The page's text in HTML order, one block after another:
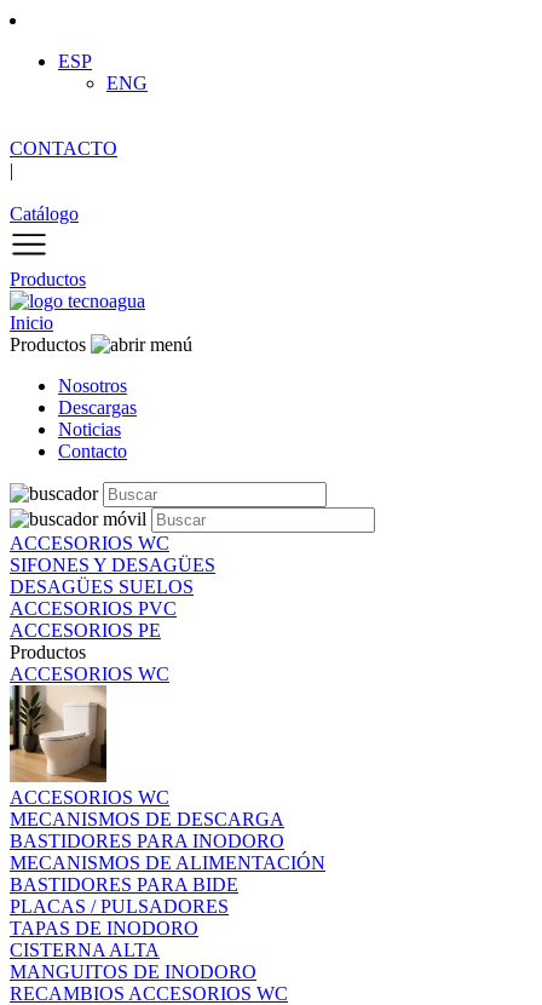
ESP
ENG
CONTACTO
|
Catálogo
Productos
Inicio
Productos
Nosotros
Descargas
Noticias
Contacto
ACCESORIOS WC
SIFONES Y DESAGÜES
DESAGÜES SUELOS
ACCESORIOS PVC
ACCESORIOS PE
Productos
ACCESORIOS WC
ACCESORIOS WC
MECANISMOS DE DESCARGA
BASTIDORES PARA INODORO
MECANISMOS DE ALIMENTACIÓN
BASTIDORES PARA BIDE
PLACAS / PULSADORES
TAPAS DE INODORO
CISTERNA ALTA
MANGUITOS DE INODORO
RECAMBIOS ACCESORIOS WC